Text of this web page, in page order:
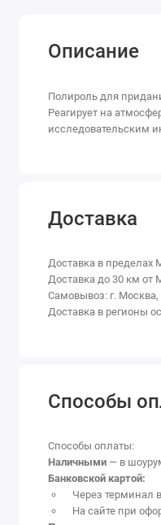
Описание
Полироль для
Реагирует на
исследовательским
Доставка
Доставка в пределах
Доставка до 30 км от
Самовывоз: г. Москва,
Доставка в регионы
Способы
Способы оплаты:
Наличными — в
Банковской картой:
Через терминал
На сайте при